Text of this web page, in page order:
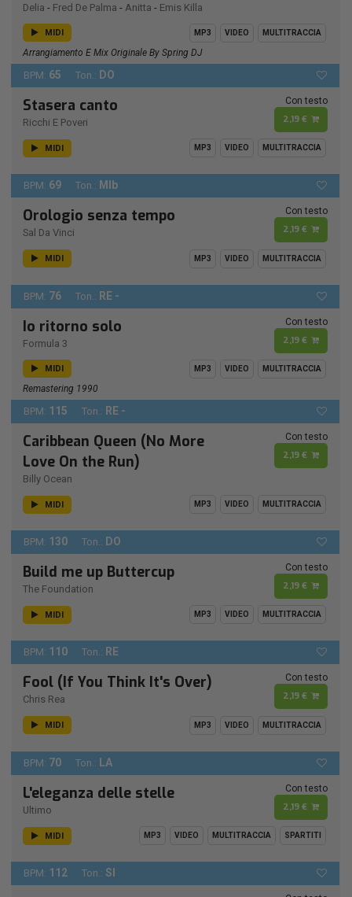
Delia - Fred De Palma - Anitta - Emis Killa
MIDI MP3 VIDEO MULTITRACCIA
Arrangiamento E Mix Originale By Spring DJ
BPM: 65 Ton.: DO
Stasera canto
Ricchi E Poveri
Con testo
2,19 €
MIDI MP3 VIDEO MULTITRACCIA
BPM: 69 Ton.: MIb
Orologio senza tempo
Sal Da Vinci
Con testo
2,19 €
MIDI MP3 VIDEO MULTITRACCIA
BPM: 76 Ton.: RE -
Io ritorno solo
Formula 3
Con testo
2,19 €
MIDI MP3 VIDEO MULTITRACCIA
Remastering 1990
BPM: 115 Ton.: RE -
Caribbean Queen (No More
Love On the Run)
Billy Ocean
Con testo
2,19 €
MIDI MP3 VIDEO MULTITRACCIA
BPM: 130 Ton.: DO
Build me up Buttercup
The Foundation
Con testo
2,19 €
MIDI MP3 VIDEO MULTITRACCIA
BPM: 110 Ton.: RE
Fool (If You Think It's Over)
Chris Rea
Con testo
2,19 €
MIDI MP3 VIDEO MULTITRACCIA
BPM: 70 Ton.: LA
L'eleganza delle stelle
Ultimo
Con testo
2,19 €
MIDI MP3 VIDEO MULTITRACCIA SPARTITI
BPM: 112 Ton.: SI